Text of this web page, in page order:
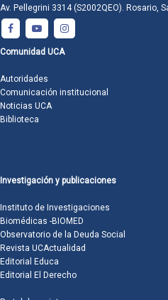
Av. Pellegrini 3314 (S2002QEO). Rosario,
Comunidad UCA
Autoridades
Comunicación institucional
Noticias UCA
Biblioteca
Investigación y publicaciones
Instituto de Investigaciones
Biomédicas -BIOMED
Observatorio de la Deuda Social
Revista UCActualidad
Editorial Educa
Editorial El Derecho